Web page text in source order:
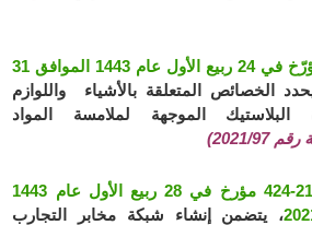
قرار وزاري مشترك مؤرّخ في 24 ربيع الأول عام 1443 الموافق 31
الخصائص المتعلقة بالأشياء واللوازم
الموجهة لملامسة المواد
97)
مرسوم تنفيذي رقم 21-424 مؤرخ في 28 ربيع الأول عام 1443
، يتضمن إنشاء شبكة مخابر التجارب